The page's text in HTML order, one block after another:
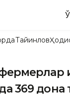
Тайинлов
фермерлар
369 дона